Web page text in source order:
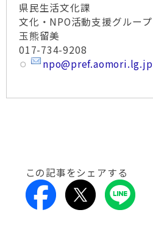
県民生活文化課
文化・NPO活動支援グループ
玉熊留美
017-734-9208
npo@pref.aomori.lg.jp
この記事をシェアする